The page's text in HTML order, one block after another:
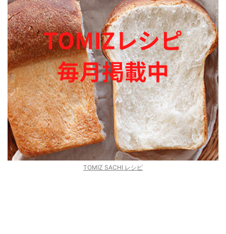
TOMIZ SACHI レシピ